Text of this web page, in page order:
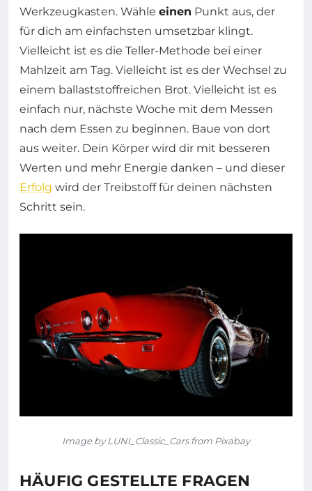
Werkzeugkasten. Wähle einen Punkt aus, der
für dich am einfachsten umsetzbar klingt.
Vielleicht ist es die Teller-Methode bei einer
Mahlzeit am Tag. Vielleicht ist es der Wechsel zu
einem ballaststoffreichen Brot. Vielleicht ist es
einfach nur, nächste Woche mit dem Messen
nach dem Essen zu beginnen. Baue von dort
aus weiter. Dein Körper wird dir mit besseren
Werten und mehr Energie danken – und dieser
Erfolg wird der Treibstoff für deinen nächsten
Schritt sein.
Image by LUNI_Classic_Cars from Pixabay
HÄUFIG GESTELLTE FRAGEN